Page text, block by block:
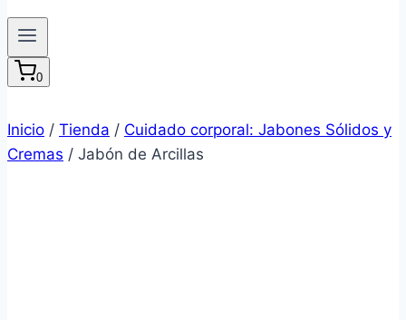
0
Inicio / Tienda / Cuidado corporal: Jabones Sólidos y
Cremas / Jabón de Arcillas